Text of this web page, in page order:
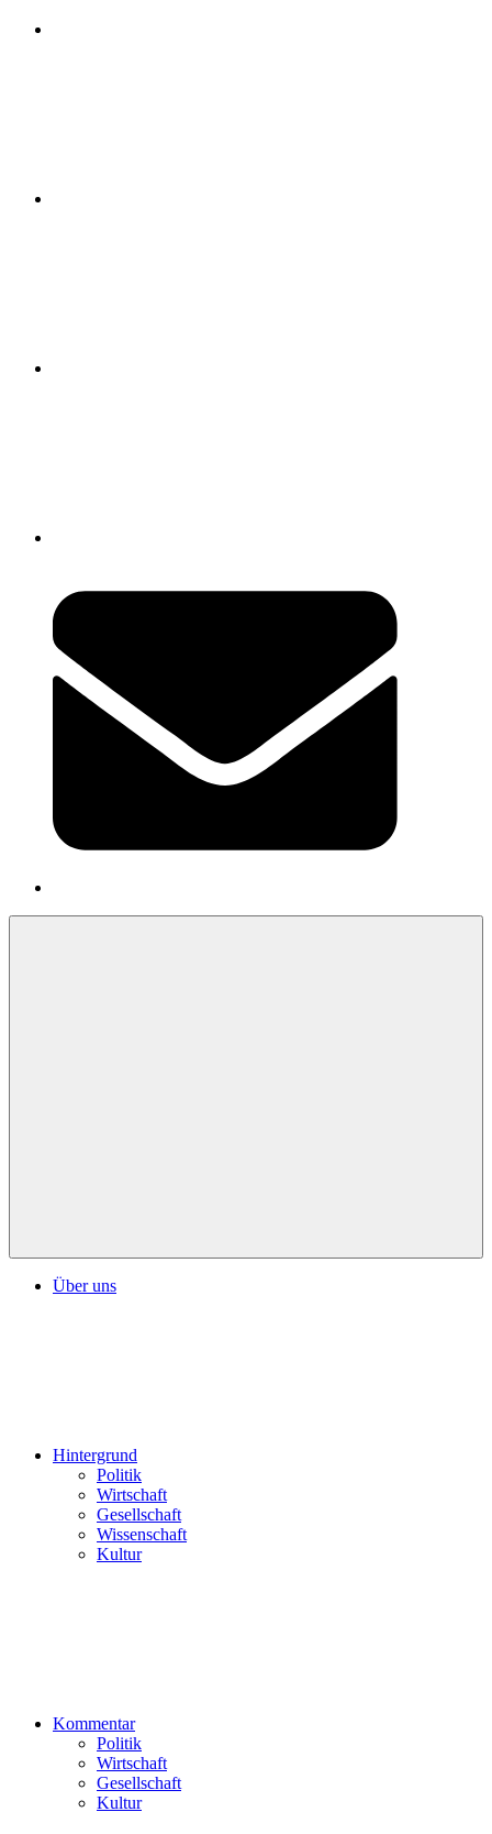
Über uns
Hintergrund
Politik
Wirtschaft
Gesellschaft
Wissenschaft
Kultur
Kommentar
Politik
Wirtschaft
Gesellschaft
Kultur